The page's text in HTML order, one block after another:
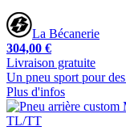
La Bécanerie
304,00 €
Livraison gratuite
Un pneu sport pour
Plus d'infos